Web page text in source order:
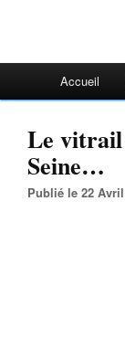
Accueil
Le vitrail
Seine…
Publié le 22